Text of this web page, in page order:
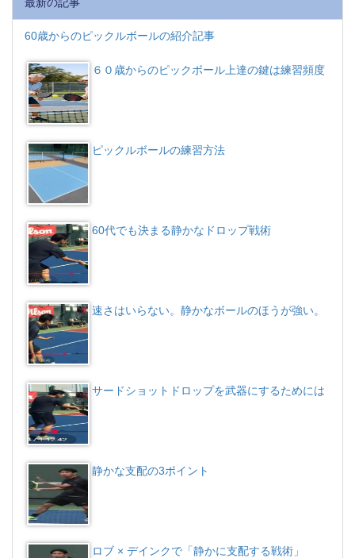
60歳からのピックルボールの紹介記事
６０歳からのピックボール上達の鍵は練習頻度
ピックルボールの練習方法
60代でも決まる静かなドロップ戦術
速さはいらない。静かなボールのほうが強い。
サードショットドロップを武器にするためには
静かな支配の3ポイント
ロブ × デインクで「静かに支配する戦術」